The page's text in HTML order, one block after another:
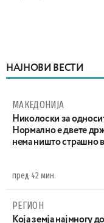
НАЈНОВИ ВЕСТИ
МАКЕДОНИЈА
Николоски за
Нормално е двете
нема ништо страшно
пред 42 мин.
РЕГИОН
Која земја најмногу